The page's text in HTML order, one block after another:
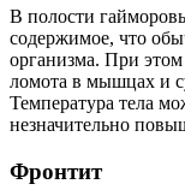
В полости
содержимое, что
организма. При этом
ломота в мышцах и
Температура тела
незначительно
Фронтит